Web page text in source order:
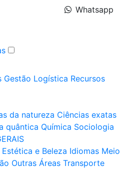
Whatsapp
Gestão Logística Recursos
da natureza Ciências exatas
quântica Química Sociologia
Estética e Beleza Idiomas Meio
Outras Áreas Transporte